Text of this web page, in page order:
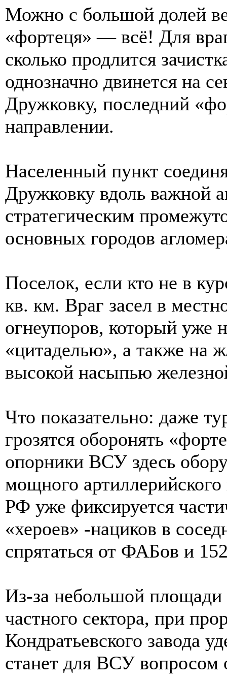
Можно с большой долей
«фортеця» — всё! Для
сколько продлится
однозначно двинется на
Дружковку, последний
направлении.
Населенный пункт
Дружковку вдоль важной
стратегическим
основных городов
Поселок, если кто не в
кв. км. Враг засел в
огнеупоров, который уже
«цитаделью», а также на
высокой насыпью
Что показательно: даже
грозятся оборонять
опорники ВСУ здесь
мощного
РФ уже фиксируется
«хероев» -нациков в
спрятаться от ФАБов и
Из-за небольшой площади
частного сектора, при
Кондратьевского завода
станет для ВСУ вопросом